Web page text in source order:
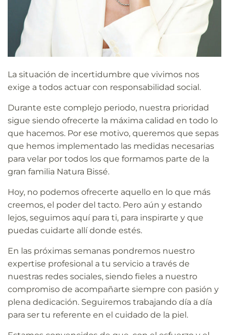
La situación de incertidumbre que vivimos nos
exige a todos actuar con responsabilidad social.
Durante este complejo periodo, nuestra prioridad
sigue siendo ofrecerte la máxima calidad en todo lo
que hacemos. Por ese motivo, queremos que sepas
que hemos implementado las medidas necesarias
para velar por todos los que formamos parte de la
gran familia Natura Bissé.
Hoy, no podemos ofrecerte aquello en lo que más
creemos, el poder del tacto. Pero aún y estando
lejos, seguimos aquí para ti, para inspirarte y que
puedas cuidarte allí donde estés.
En las próximas semanas pondremos nuestro
expertise profesional a tu servicio a través de
nuestras redes sociales, siendo fieles a nuestro
compromiso de acompañarte siempre con pasión y
plena dedicación. Seguiremos trabajando día a día
para ser tu referente en el cuidado de la piel.